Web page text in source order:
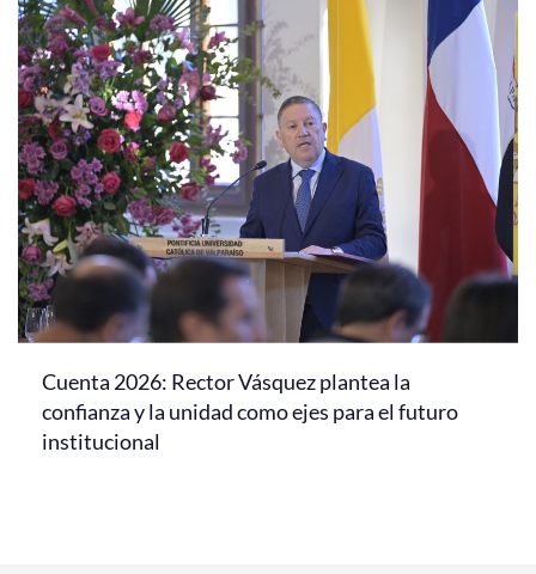
Cuenta 2026: Rector Vásquez plantea la
confianza y la unidad como ejes para el futuro
institucional